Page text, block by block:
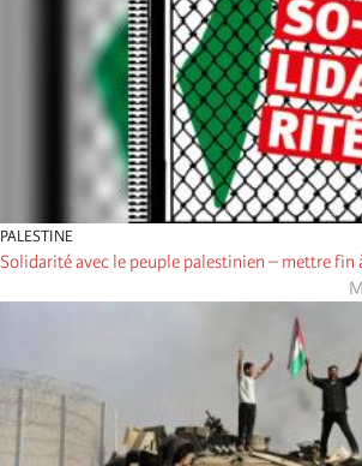
PALESTINE
Solidarité avec le peuple palestinien – mettre fin